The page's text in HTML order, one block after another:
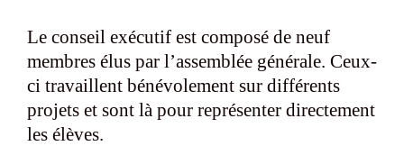
Le conseil exécutif est composé de neuf
membres élus par l’assemblée générale. Ceux-
ci travaillent bénévolement sur différents
projets et sont là pour représenter directement
les élèves.